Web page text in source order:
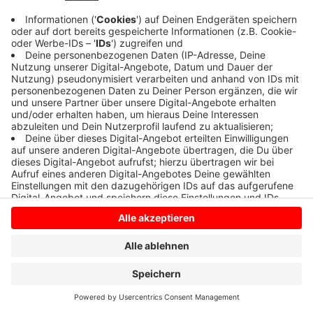
Anzeige
Anzeige
Anzeige